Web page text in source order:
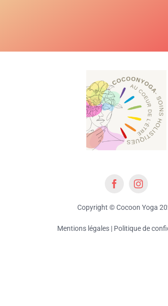
Copyright © Cocoon Yoga
Mentions légales| Politique de